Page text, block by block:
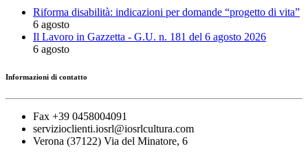
Riforma disabilità: indicazioni per domande “progetto di vita”
6 agosto
Il Lavoro in Gazzetta - G.U. n. 181 del 6 agosto 2026
6 agosto
Informazioni di contatto
Fax +39 0458004091
servizioclienti.iosrl@iosrlcultura.com
Verona (37122) Via del Minatore, 6